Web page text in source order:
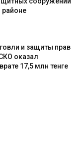
и защиты прав
оказал
17,5 млн тенге